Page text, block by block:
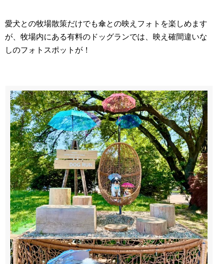
愛犬との牧場散策だけでも傘との映えフォトを楽しめます
が、牧場内にある有料のドッグランでは、映え確間違いな
しのフォトスポットが！